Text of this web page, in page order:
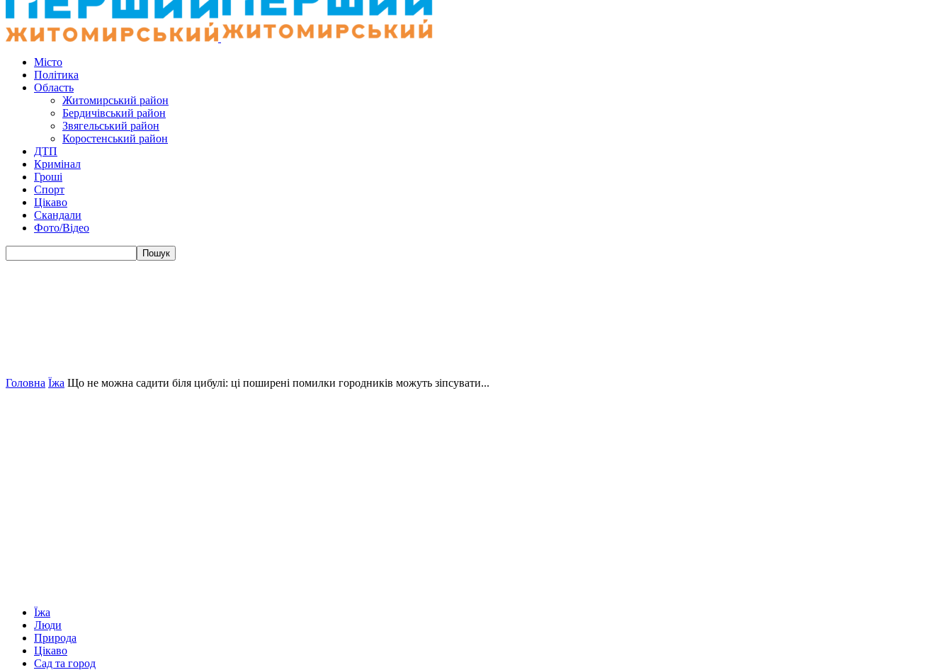
Місто
Політика
Область
Житомирський район
Бердичівський район
Звягельський район
Коростенський район
ДТП
Кримінал
Гроші
Спорт
Цікаво
Скандали
Фото/Відео
Головна Їжа Що не можна садити біля цибулі: ці поширені помилки городників можуть зіпсувати...
Їжа
Люди
Природа
Цікаво
Сад та город